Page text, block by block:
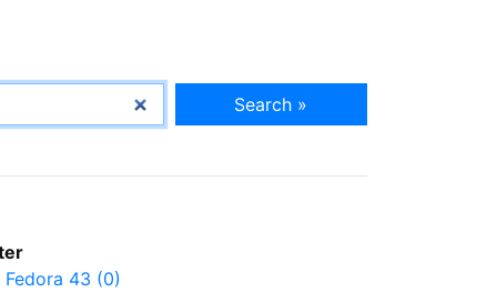
Search »
Fedora 43 (0)